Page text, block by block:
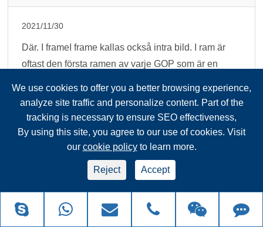
2021/11/30
Där. I frameI frame kallas också intra bild. I ram är
oftast den första ramen av varje GOP som är en
Efter måttlig kompression, kan det användas som en
ref...
Läs mer.
Principer och problem med att använda
termisk avbildningsteknik för att mäta och
screen Human Kroppstemperatur(2).
We use cookies to offer you a better browsing experience,
analyze site traffic and personalize content. Part of the
tracking is necessary to ensure SEO effectiveness,
By using this site, you agree to our use of cookies. Visit
our cookie policyto learn more.
Reject Accept